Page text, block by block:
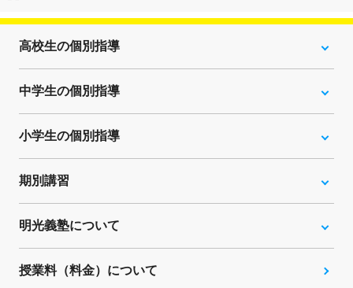
高校生の個別指導
中学生の個別指導
小学生の個別指導
期別講習
明光義塾について
授業料（料金）について